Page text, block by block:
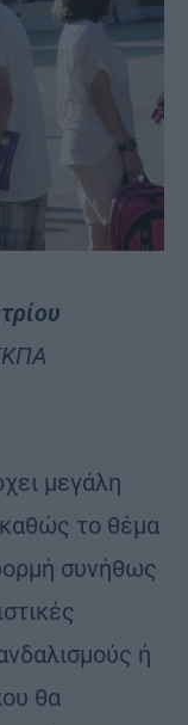
μεγάλη
το θέμα
συνήθως
ή
θα